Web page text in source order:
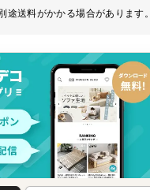
途送料がかかる場合があります。